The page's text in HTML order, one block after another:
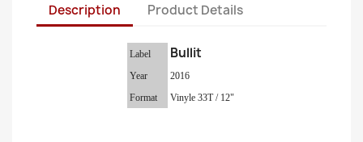
Description Product Details
Label Bullit
Year
2016
Format
Vinyle 33T / 12"